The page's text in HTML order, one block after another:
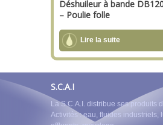
Déshuileur à bande
– Poulie folle
Lire la suite
S.C.A.I
La S.C.A.I. distribue ses produits
Activités : eau, fluides industriels,